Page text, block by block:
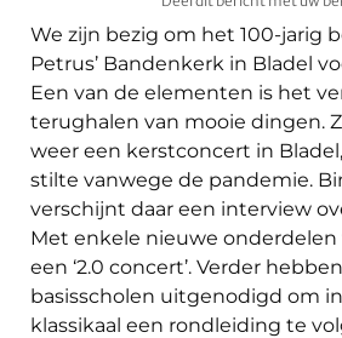
We zijn bezig om het 100-jarig
Petrus’ Bandenkerk in Bladel
Een van de elementen is het
terughalen van mooie dingen.
weer een kerstconcert in
stilte vanwege de pandemie.
verschijnt daar een interview
Met enkele nieuwe
een ‘2.0 concert’. Verder
basisscholen uitgenodigd om
klassikaal een rondleiding te